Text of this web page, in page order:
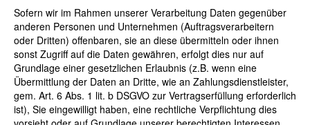
Sofern wir im Rahmen unserer Verarbeitung Daten gegenüber
anderen Personen und Unternehmen (Auftragsverarbeitern
oder Dritten) offenbaren, sie an diese übermitteln oder ihnen
sonst Zugriff auf die Daten gewähren, erfolgt dies nur auf
Grundlage einer gesetzlichen Erlaubnis (z.B. wenn eine
Übermittlung der Daten an Dritte, wie an Zahlungsdienstleister,
gem. Art. 6 Abs. 1 lit. b DSGVO zur Vertragserfüllung erforderlich
ist), Sie eingewilligt haben, eine rechtliche Verpflichtung dies